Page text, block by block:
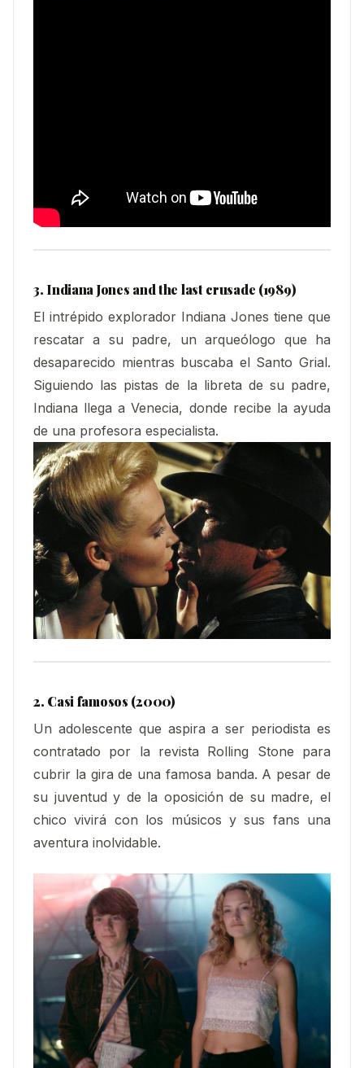
3. Indiana Jones and the last crusade (1989)
El intrépido explorador Indiana Jones tiene que
rescatar a su padre, un arqueólogo que ha
desaparecido mientras buscaba el Santo Grial.
Siguiendo las pistas de la libreta de su padre,
Indiana llega a Venecia, donde recibe la ayuda
de una profesora especialista.
2. Casi famosos (2000)
Un adolescente que aspira a ser periodista es
contratado por la revista Rolling Stone para
cubrir la gira de una famosa banda. A pesar de
su juventud y de la oposición de su madre, el
chico vivirá con los músicos y sus fans una
aventura inolvidable.